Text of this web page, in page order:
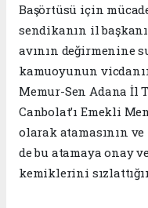
Başörtüsü için
sendikanın il
avının değirmenine
kamuoyunun
Memur-Sen Adana İl
Canbolat’ı Emekli
olarak atamasının
de bu atamaya onay
kemiklerini